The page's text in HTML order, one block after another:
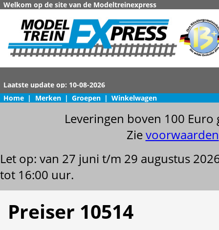
Welkom op de site van de Modeltreinexpress
Home | Merken | Groepen | Winkelwagen
Leveringen boven 100
Zievoorwaarden
Let op: van 27 juni t/m 29 augustus
tot 16:00 uur.
Preiser 10514